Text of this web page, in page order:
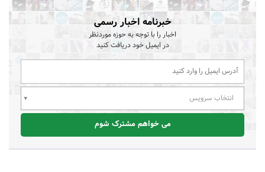
خبرنامه اخبار رسمی
اخبار را با توجه به حوزه موردنظر
در ایمیل خود دریافت کنید
انتخاب سرویس
می خواهم مشترک شوم